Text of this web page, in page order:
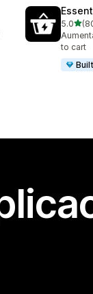
5.0de 5
801
to cart